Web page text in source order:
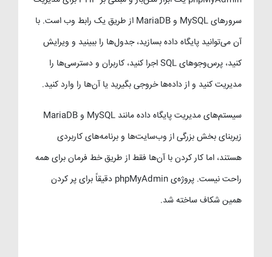
سرورهای MySQL و MariaDB از طریق یک رابط وب است. با
آن می‌توانید پایگاه داده بسازید، جدول‌ها را ببینید و ویرایش
کنید، پرس‌وجوهای SQL اجرا کنید، کاربران و دسترسی‌ها را
مدیریت کنید و از داده‌ها خروجی بگیرید یا آن‌ها را وارد کنید.
سیستم‌های مدیریت پایگاه داده مانند MySQL و MariaDB
زیربنای بخش بزرگی از وب‌سایت‌ها و برنامه‌های کاربردی
هستند، اما کار کردن با آن‌ها فقط از طریق خط فرمان برای همه
راحت نیست. پروژه‌ی phpMyAdmin دقیقاً برای پر کردن
همین شکاف ساخته شد.